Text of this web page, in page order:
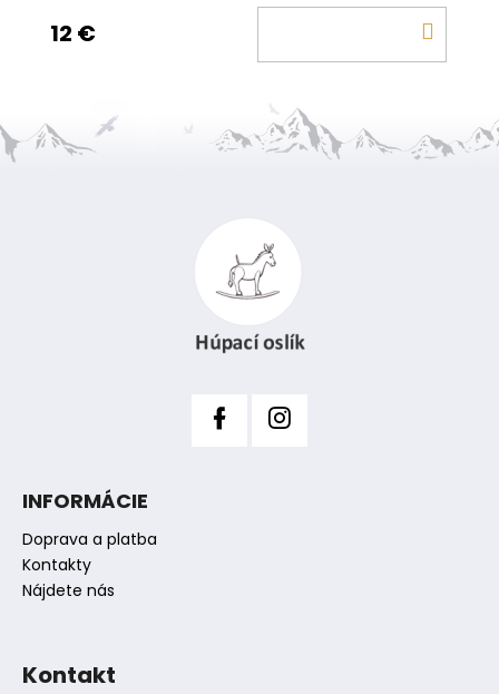
12 €
INFORMÁCIE
Doprava a platba
Kontakty
Nájdete nás
Kontakt